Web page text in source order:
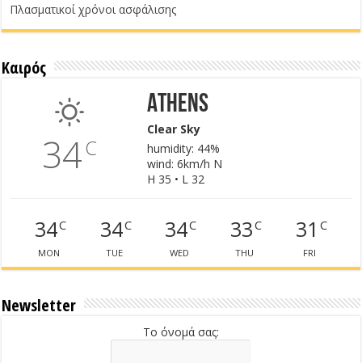
Πλασματικοί χρόνοι ασφάλισης
Καιρός
34C
Athens
Clear Sky
humidity: 44%
wind: 6km/h N
H 35 • L 32
34C
MON
34C
TUE
34C
WED
33C
THU
31 C
FRI
Newsletter
Το όνομά σας: